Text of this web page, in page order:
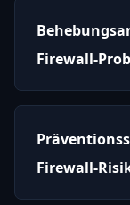
Firewall-
Firewall-